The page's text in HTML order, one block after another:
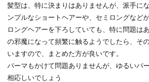
髪型は、特に決まりはありませんが、派手に
ンプルなショートヘアーや、セミロングなど
ロングヘアーを下ろしていても、特に問題は
の邪魔になって頻繁に触るようでしたら、そ
いますので、まとめた方が良いです。
パーマもかけて問題ありませんが、ゆるいパ
相応しいでしょう